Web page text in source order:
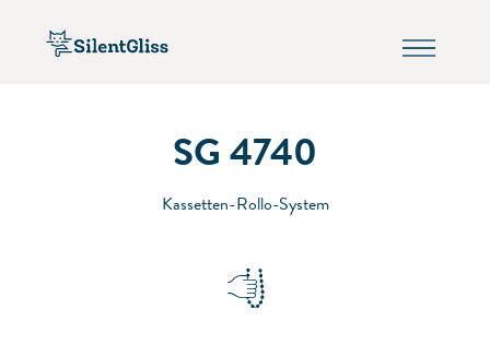
SG 4740
Kassetten-Rollo-System